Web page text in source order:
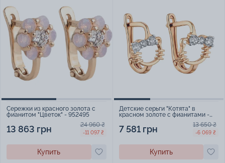
Сережки из красного золота с
фианитом "Цветок" - 952495
13 863 грн 24 960 ₴
-11 097 ₴
Купить
Детские серьги "Котята" в
красном золоте с фианитами -
7 581 грн 13 650 ₴
-6 069 ₴
Купить